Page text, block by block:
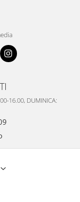
16.00, DUMINICA: